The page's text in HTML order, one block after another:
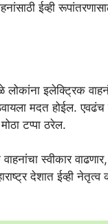
ईव्ही
इलेक्ट्रिक
मदत होईल. एवढंच
टप्पा ठरेल.
स्वीकार
देशात ईव्ही